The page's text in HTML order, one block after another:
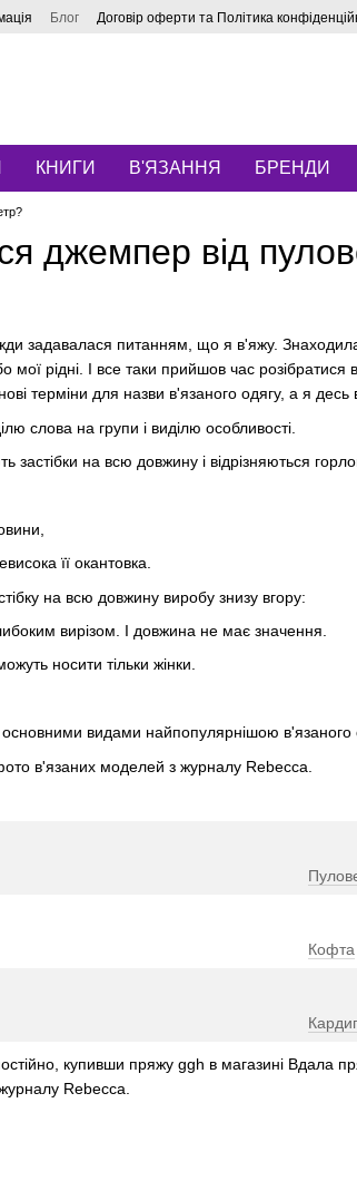
Блог Договір оферти та Політика
КНИГИ В'ЯЗАННЯ БРЕНДИ
джемпер від
задавалася питанням, що я в'яжу. Знаходила
мої рідні. І все таки прийшов час
терміни для назви в'язаного одягу, а я
слова на групи і виділю особливості.
на всю довжину і відрізняються
її окантовка.
на всю довжину виробу знизу вгору:
вирізом. І довжина не має значення.
носити тільки жінки.
видами найпопулярнішою в'язаного
в'язаних моделей з журналу Rebecca.
Кофта
Кар
купивши пряжу ggh в магазині Вдала
Rebecca.